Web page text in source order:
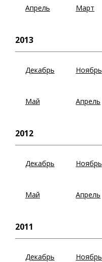
Апрель Март
2013
Декабрь Ноябрь
Май Апрель
2012
Декабрь Ноябрь
Май Апрель
2011
Декабрь Ноябрь